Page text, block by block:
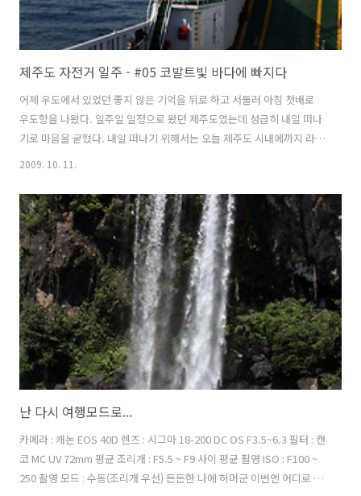
제주도 자전거 일주 - #05 코발트빛 바다에 빠지다
어제 우도에서 있었던 좋지 않은 기억을 뒤로 하고 서둘러 아침 첫배로
우도항을 나왔다. 일주일 일정으로 왔던 제주도였는데 성급히 내일 떠나
기로 마음을 굳혔다. 내일 떠나기 위해서는 오늘 제주도 시내에까지 라이
딩을 해야 한다. ▒ ▒ ▒ ▒ ▒ 전날 정방폭포에서 자전거 여행자 한 분
와서 제주도에서 자전거를 빌린다음 제주도 일주를 했다고 한다. 오늘 비
행기를 타고 제주도를 떠난다고 했다. 나때문에 제주도에 와서 많이 고생
했던 허머군... 집까지 무사히 같이 가자 ▒ ▒ ▒ ▒ ▒ 여행휴가 시즌 끝
자락에 우도에서 나오는 배는 현지주민들과 제주도로 통학하는 학생
들... 그리고 몇 몇의 여행객들이 전부였다. 배가 텅텅 비어 적막하기 그
지 없다...
2009. 10. 11.
난 다시 여행모드로...
카메라 : 캐논 EOS 40D 렌즈 : 시그마 18-200 DC OS F3.5~6.3 필터 : 캔
코 MC UV 72mm 평균 조리개 : F5.5 ~ F9 사이 평균 촬영 ISO : F100 ~
250 촬영 모드 : 수동(조리개 우선) 든든한 나에 허머군 이번엔 어디로 떠